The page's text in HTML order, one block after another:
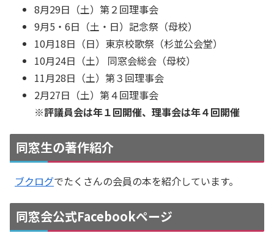
8月29日（土）第２回理事会
9月5・6日（土・日）記念祭（母校）
10月18日（日）東京校歌祭（杉並公会堂）
10月24日（土） 同窓会総会（母校）
11月28日（土）第３回理事会
2月27日（土）第４回理事会
※評議員会は年１回開催、理事会は年４回開催
同窓生の著作紹介
ブクログでたくさんの会員の本を紹介しています。
同窓会公式Facebookページ